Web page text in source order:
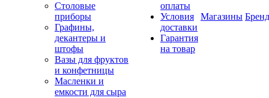
Столовые
приборы
Графины,
декантеры и
штофы
Вазы для фруктов
и конфетницы
Масленки и
емкости для сыра
оплаты
Условия
доставки
Гарантия
на товар
Магазины